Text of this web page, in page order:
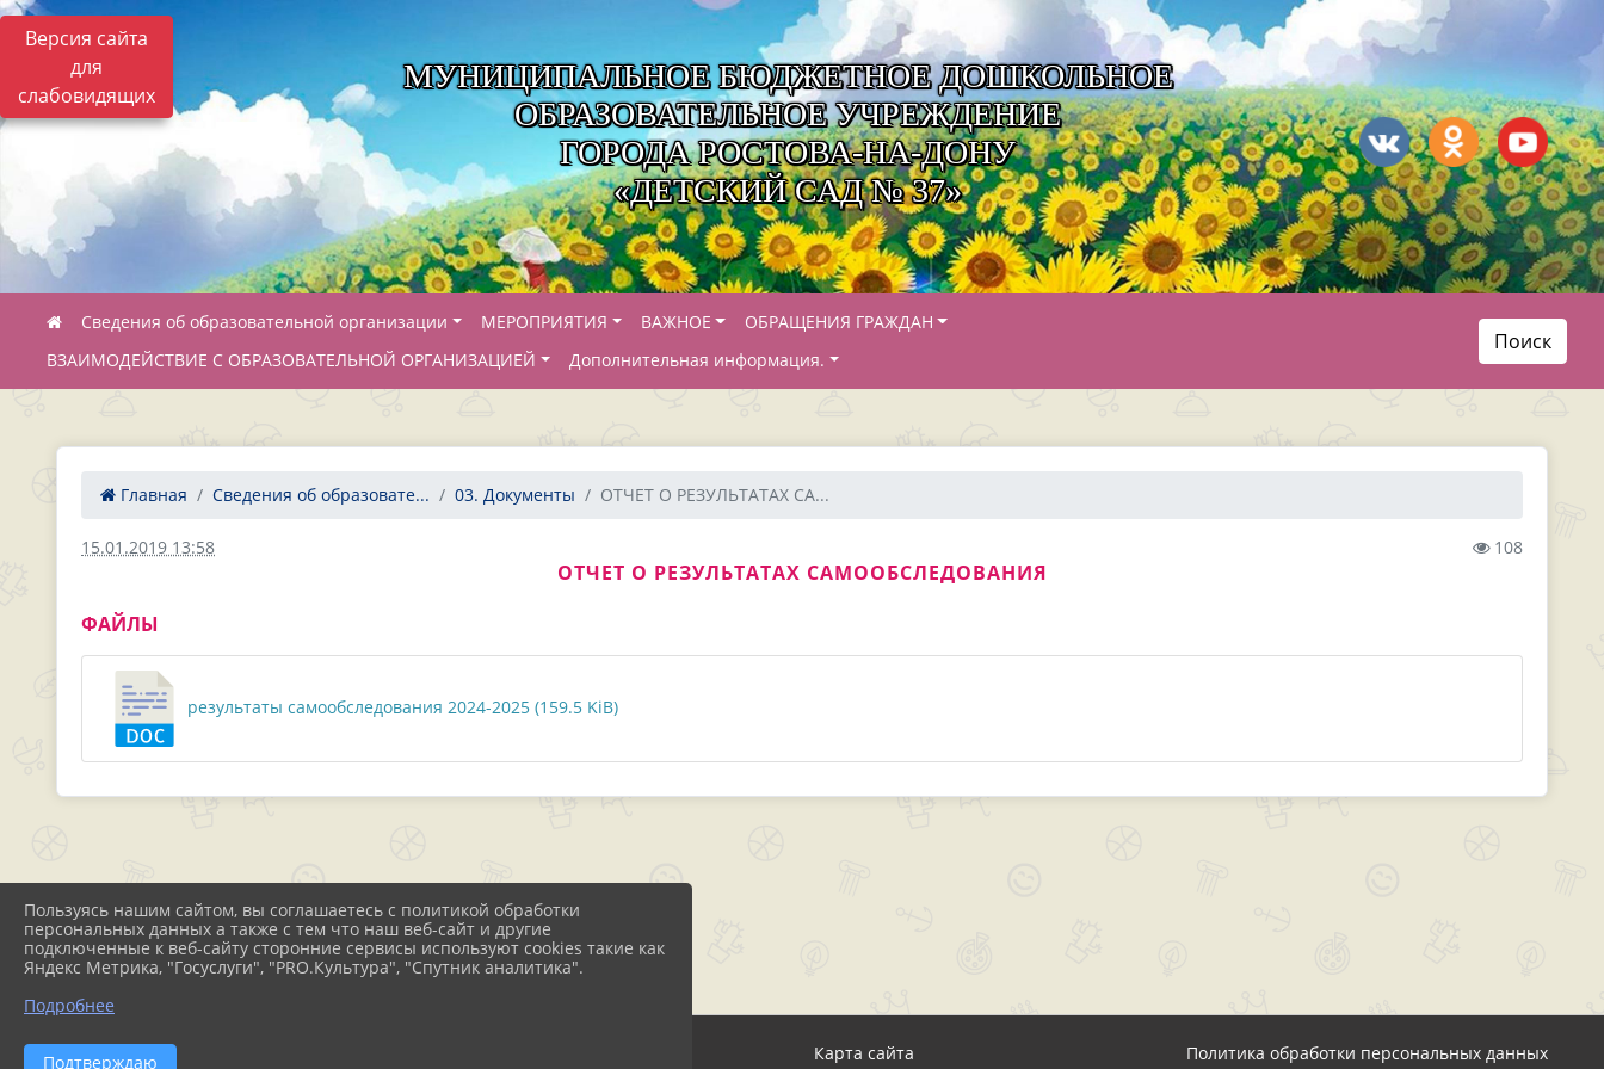
Версия сайта
для
слабовидящих
МУНИЦИПАЛЬНОЕ БЮДЖЕТНОЕ ДОШКОЛЬНОЕ
ОБРАЗОВАТЕЛЬНОЕ УЧРЕЖДЕНИЕ
ГОРОДА РОСТОВА-НА-ДОНУ
«ДЕТСКИЙ САД № 37»
Сведения об образовательной организации МЕРОПРИЯТИЯ ВАЖНОЕ
ОБРАЩЕНИЯ ГРАЖДАН
ВЗАИМОДЕЙСТВИЕ С ОБРАЗОВАТЕЛЬНОЙ ОРГАНИЗАЦИЕЙ
Дополнительная информация.
Поиск
Главная Сведения об образовате... 03. Документы ОТЧЕТ О РЕЗУЛЬТАТАХ СА...
15.01.2019 13:58 108
ОТЧЕТ О РЕЗУЛЬТАТАХ САМООБСЛЕДОВАНИЯ
ФАЙЛЫ
результаты самообследования 2024-2025 (159.5 KiB)
2026 г. 37ds-rostov.ru Карта сайта Политика обработки персональных данных
Пользуясь нашим сайтом, вы соглашаетесь с политикой обработки
персональных данных а также с тем что наш веб-сайт и другие
подключенные к веб-сайту сторонние сервисы используют cookies такие как
Яндекс Метрика, "Госуслуги", "PRO.Культура", "Спутник аналитика".
Подробнее
Подтверждаю